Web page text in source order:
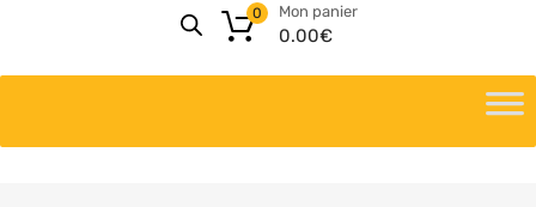
Mon panier
0.00€
0